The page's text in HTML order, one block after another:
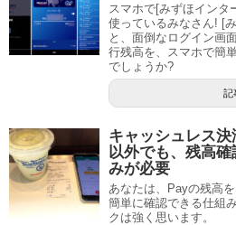
スマホで[みずほインタ
使っているみなさん! [
と、面倒なログイン画
行残高を、スマホで簡
でしょうか?
記
キャッシュレス
以外でも、残高
みが必要
あなたは、Payの残高
簡単に確認できる仕組
クは強く思います。